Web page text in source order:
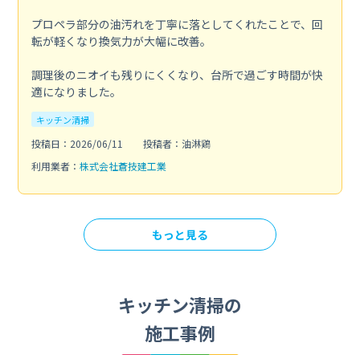
プロペラ部分の油汚れを丁寧に落としてくれたことで、回
転が軽くなり換気力が大幅に改善。
調理後のニオイも残りにくくなり、台所で過ごす時間が快
適になりました。
キッチン清掃
投稿日：2026/06/11
投稿者：油淋鶏
利用業者： 株式会社蒼技建工業
もっと見る
キッチン清掃の
施工事例